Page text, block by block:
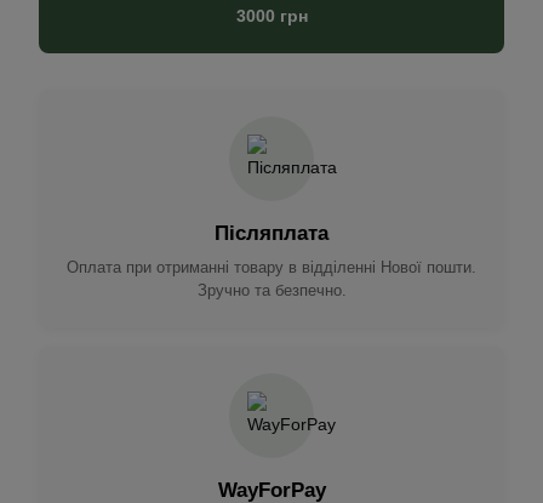
3000 грн
Післяплата
Оплата при отриманні товару в відділенні Нової пошти.
Зручно та безпечно.
WayForPay